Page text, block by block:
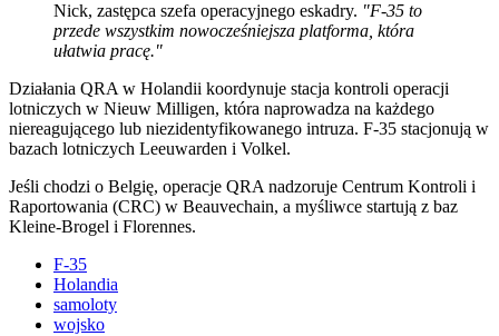
Nick, zastępca szefa operacyjnego eskadry. "F-35 to
przede wszystkim nowocześniejsza platforma, która
ułatwia pracę."
Działania QRA w Holandii koordynuje stacja kontroli operacji
lotniczych w Nieuw Milligen, która naprowadza na każdego
niereagującego lub niezidentyfikowanego intruza. F-35 stacjonują w
bazach lotniczych Leeuwarden i Volkel.
Jeśli chodzi o Belgię, operacje QRA nadzoruje Centrum Kontroli i
Raportowania (CRC) w Beauvechain, a myśliwce startują z baz
Kleine-Brogel i Florennes.
F-35
Holandia
samoloty
wojsko